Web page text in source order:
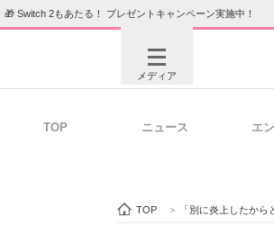
🎁 Switch 2もあたる！ プレゼントキャンペーン実施中！
メディア
TOP ニュース エ
TOP > 「別に炎上したから